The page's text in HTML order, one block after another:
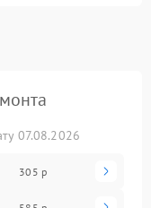
07.08.2026
305 р